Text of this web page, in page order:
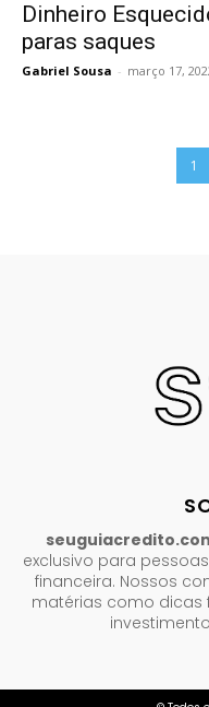
Dinheiro
paras saques
Gabriel Sousa - março 17,
1
exclusivo para
financeira. Nossos
matérias como dicas